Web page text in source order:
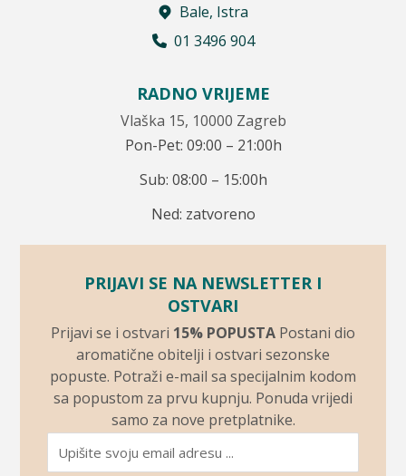
Bale, Istra
01 3496 904
RADNO VRIJEME
Vlaška 15, 10000 Zagreb
Pon-Pet: 09:00 – 21:00h
Sub: 08:00 – 15:00h
Ned: zatvoreno
PRIJAVI SE NA NEWSLETTER I
OSTVARI
Prijavi se i ostvari 15% POPUSTA Postani dio
aromatične obitelji i ostvari sezonske
popuste. Potraži e-mail sa specijalnim kodom
sa popustom za prvu kupnju. Ponuda vrijedi
samo za nove pretplatnike.